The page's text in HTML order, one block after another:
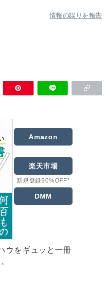
情報の誤りを報告
Amazon
楽天市場
新規登録90%OFF*
DMM
ウをギュッと一冊